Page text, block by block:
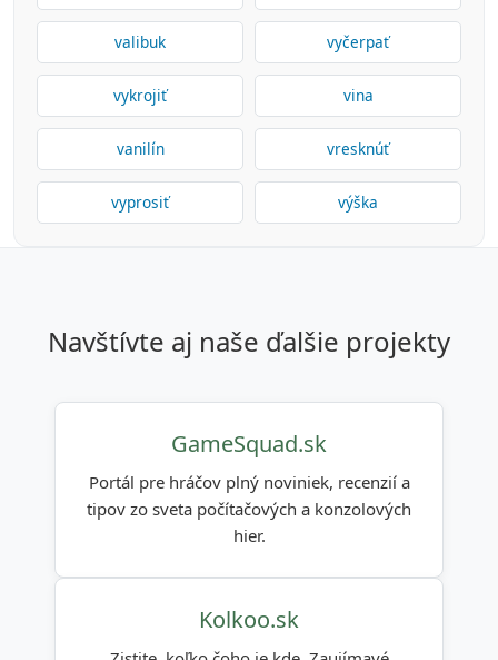
valibuk vyčerpať
vykrojiť vina
vanilín vresknúť
vyprosiť výška
navštívte aj naše ďalšie projekty
GameSquad.sk
Portál pre hráčov plný noviniek, recenzií a
tipov zo sveta počítačových a konzolových
hier.
Kolkoo.sk